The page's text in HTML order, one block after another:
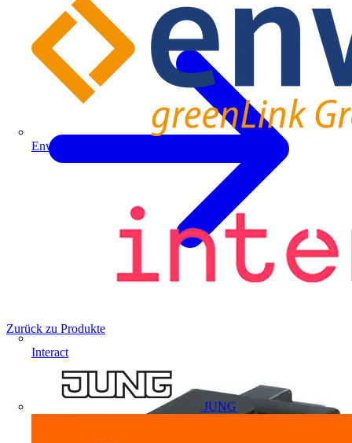
Enwitec
Interact
JUNG
Zurück zu Produkte